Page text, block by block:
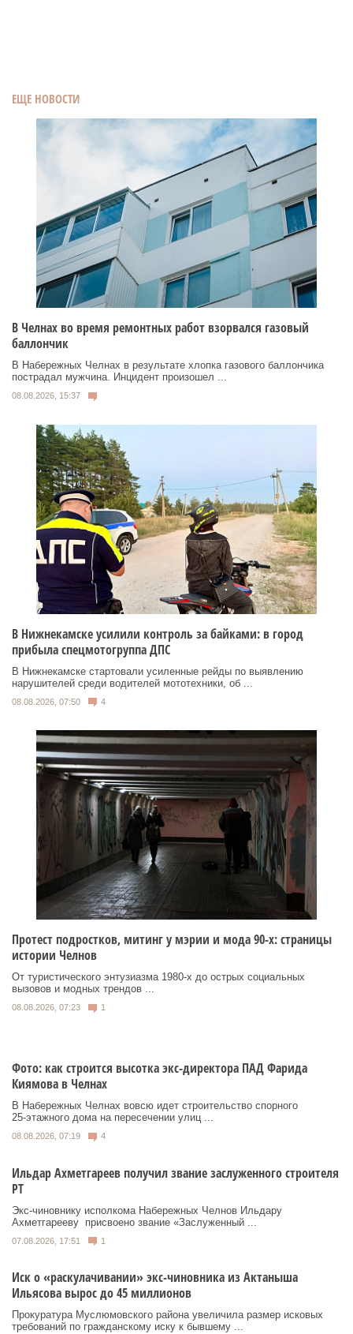
ЕЩЕ НОВОСТИ
В Челнах во время ремонтных работ взорвался газовый
баллончик
В Набережных Челнах в результате хлопка газового баллончика
пострадал мужчина. Инцидент произошел ...
08.08.2026, 15:37
В Нижнекамске усилили контроль за байками: в город
прибыла спецмотогруппа ДПС
В Нижнекамске стартовали усиленные рейды по выявлению
нарушителей среди водителей мототехники, об ...
08.08.2026, 07:50 4
Протест подростков, митинг у мэрии и мода 90-х: страницы
истории Челнов
От туристического энтузиазма 1980‑х до острых социальных
вызовов и модных трендов ...
08.08.2026, 07:23 1
Фото: как строится высотка экс-директора ПАД Фарида
Киямова в Челнах
В Набережных Челнах вовсю идет строительство спорного
25‑этажного дома на пересечении улиц ...
08.08.2026, 07:19 4
Ильдар Ахметгареев получил звание заслуженного строителя
РТ
Экс‑чиновнику исполкома Набережных Челнов Ильдару
Ахметгарееву присвоено звание «Заслуженный ...
07.08.2026, 17:51 1
Иск о «раскулачивании» экс-чиновника из Актаныша
Ильясова вырос до 45 миллионов
Прокуратура Муслюмовского района увеличила размер исковых
требований по гражданскому иску к бывшему ...